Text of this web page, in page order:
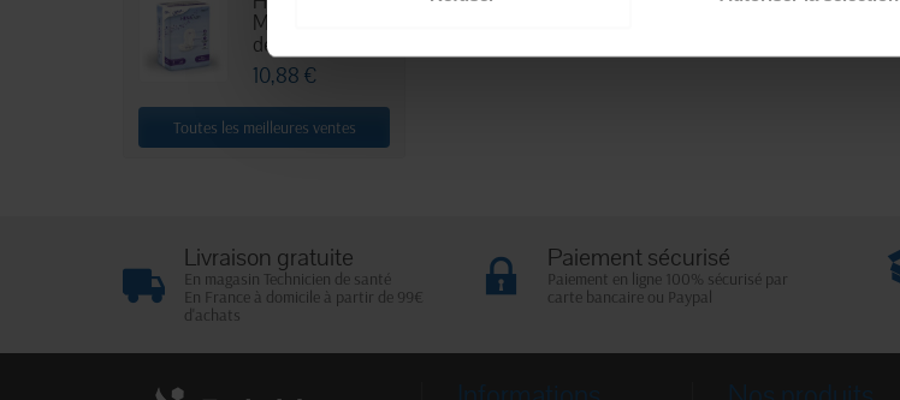
Maxi - Sachet
de 30
10,88 €
Toutes les meilleures ventes
Livraison gratuite
En magasin Technicien de santé
En France à domicile à partir de 99€
d'achats
Paiement sécurisé
Paiement en ligne 100% sécurisé par
carte bancaire ou Paypal